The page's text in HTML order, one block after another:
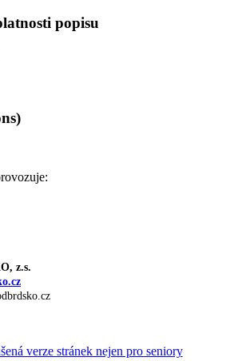
popisu
z.s.
verze stránek nejen pro seniory